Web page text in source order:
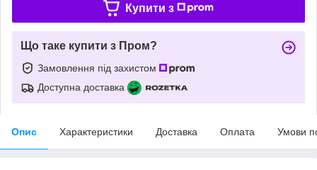
Купити з
Що таке купити з Пром?
Замовлення під захистом
Доступна доставка
Опис Характеристики Доставка Оплата Умови